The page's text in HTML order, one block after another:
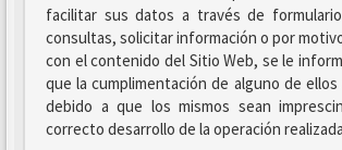
facilitar sus datos a través de
consultas, solicitar información o por
con el contenido del Sitio Web, se le
que la cumplimentación de alguno de
debido a que los mismos sean
correcto desarrollo de la operación